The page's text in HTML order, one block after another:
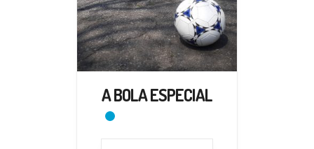
A BOLA ESPECIAL